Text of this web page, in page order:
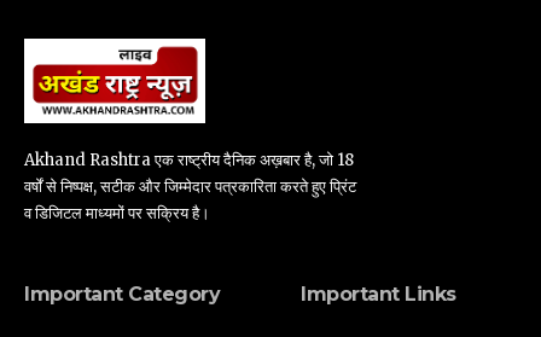
Akhand Rashtra एक राष्ट्रीय दैनिक अख़बार है, जो 18
वर्षों से निष्पक्ष, सटीक और जिम्मेदार पत्रकारिता करते हुए प्रिंट
व डिजिटल माध्यमों पर सक्रिय है।
Important Category Important Links